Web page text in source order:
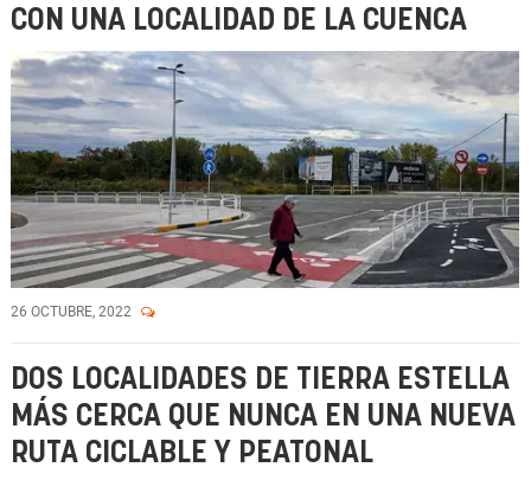
CON UNA LOCALIDAD DE LA CUENCA
26 OCTUBRE, 2022
DOS LOCALIDADES DE TIERRA ESTELLA
MÁS CERCA QUE NUNCA EN UNA NUEVA
RUTA CICLABLE Y PEATONAL